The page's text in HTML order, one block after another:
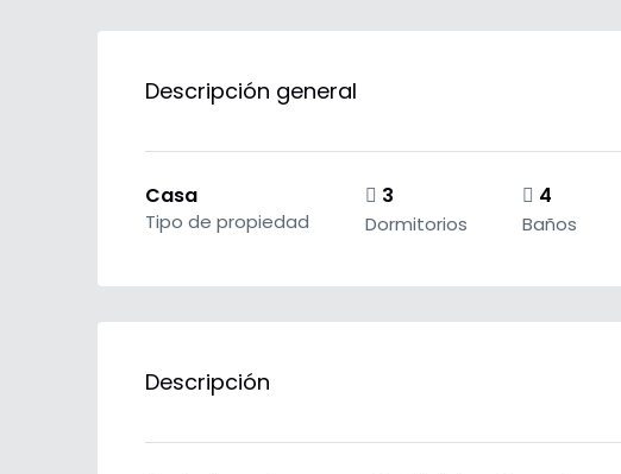
Descripción general
Casa
Tipo de propiedad
3
Dormitorios
4
Baños
Descripción